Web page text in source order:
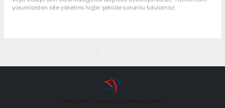
yorumlardan site yönetimi hiçbir şekilde sorumlu tutulamaz.